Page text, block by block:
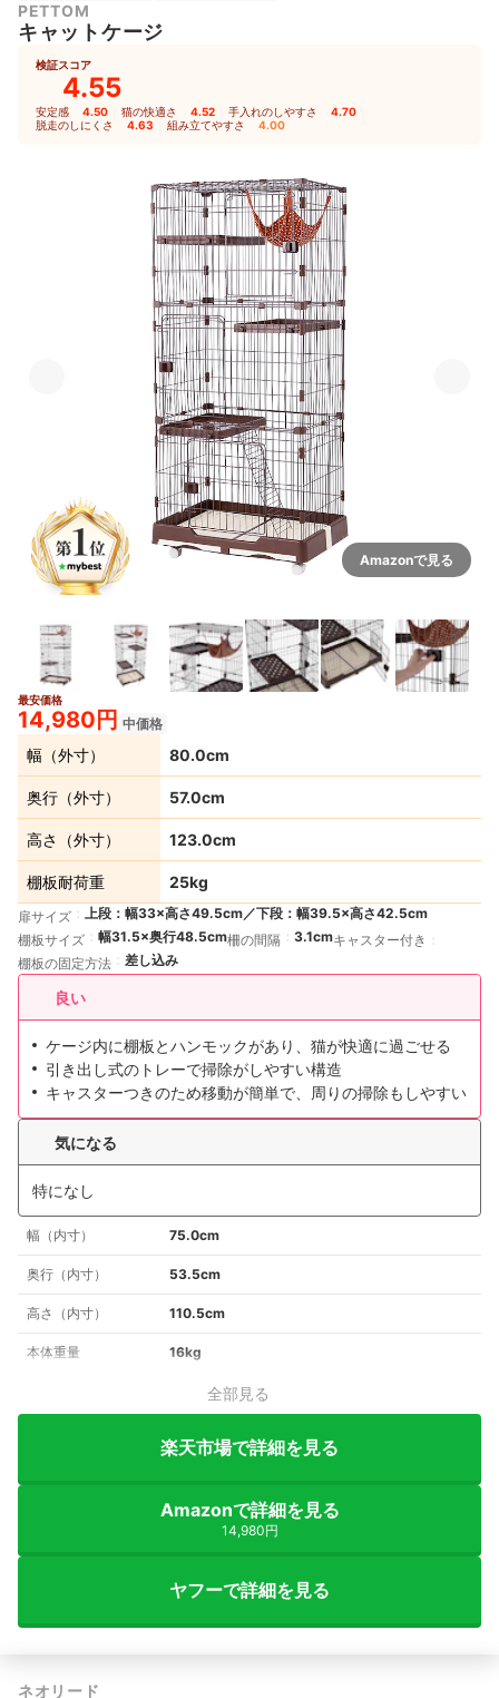
PETTOM
キャットケージ
検証スコア
4.55
安定感 4.50 猫の快適さ 4.52 手入れのしやすさ 4.70
脱走のしにくさ 4.63 組み立てやすさ 4.00
Amazonで見る
最安価格
14,980円 中価格
幅（外寸） 80.0cm
奥行（外寸） 57.0cm
高さ（外寸） 123.0cm
棚板耐荷重 25kg
扉サイズ
上段：幅33×高さ49.5cm／下段：幅39.5×高さ42.5cm
棚板サイズ
幅31.5×奥行48.5cm柵の間隔 3.1cmキャスター付き
棚板の固定方法
差し込み
良い
ケージ内に棚板とハンモックがあり、猫が快適に過ごせる
引き出し式のトレーで掃除がしやすい構造
キャスターつきのため移動が簡単で、周りの掃除もしやすい
気になる
特になし
幅（内寸） 75.0cm
奥行（内寸） 53.5cm
高さ（内寸） 110.5cm
本体重量 16kg
全部見る
楽天市場で詳細を見る
Amazonで詳細を見る
14,980円
ヤフーで詳細を見る
ネオリード